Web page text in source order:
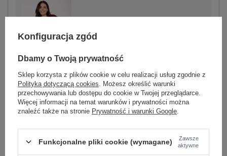
bordowy
One size
Zobacz wszystkie kolory (+1)
ZALOGUJ SIĘ I ZOBACZ CENĘ
Konfiguracja zgód
Dbamy o Twoją prywatność
Sklep korzysta z plików cookie w celu realizacji usług zgodnie z
Polityką dotyczącą cookies . Możesz określić warunki
przechowywania lub dostępu do cookie w Twojej przeglądarce.
Więcej informacji na temat warunków i prywatności można
znaleźć także na stronie Prywatność i warunki Google
Funkcjonalne pliki cookie (wymagane)
Zawsze
aktywne